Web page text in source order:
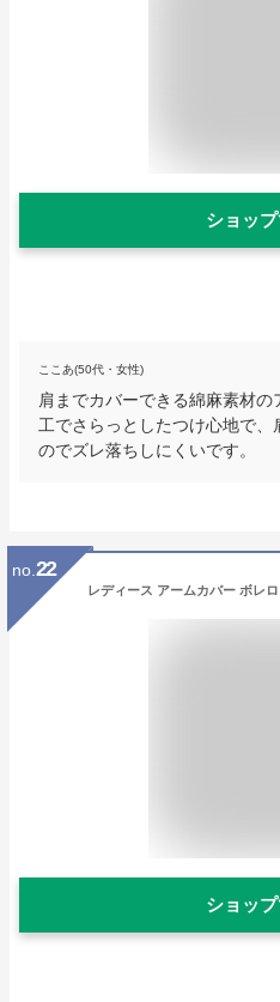
ショッ
ここあ(50代・女性)
肩までカバーできる綿麻素材
工でさらっとしたつけ心地で
のでズレ落ちしにくいです。
no. 22
ショッ